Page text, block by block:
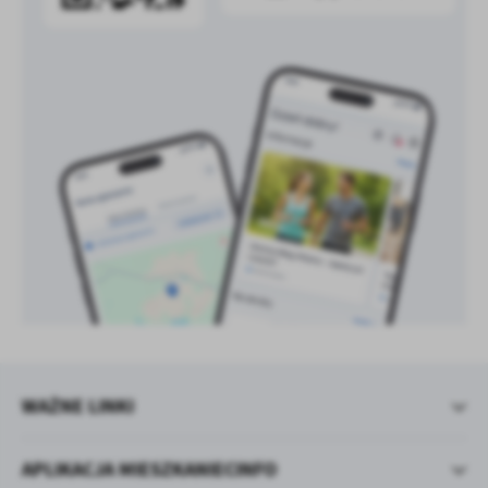
treści w postaci wiadomości, ofert, komunikatów mediów
WAŻNE LINKI
APLIKACJA MIESZKANIECINFO